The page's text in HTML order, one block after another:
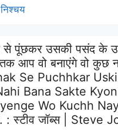
पूंछकर उसकी पसंद के
आप वो बनाएंगे वो कुछ
Se Puchhkar
Bana Sakte
Wo Kuchh
:स्टीव जॉब्स | Steve